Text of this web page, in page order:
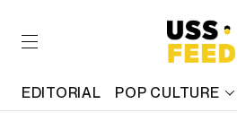
EDITORIAL POP CULTURE